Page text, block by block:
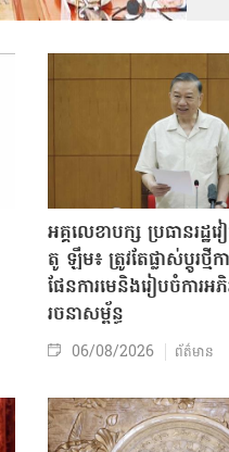
អគ្គលេខាបក្ស ប្រធានរដ្
តូ ឡឹម៖ ត្រូវតែផ្លាស់ប្ដូរថ្មីកា
ផែនការមេនិងរៀបចំការអភិ
រចនាសម្ព័ន្ធ
06/08/2026 ព័ត៌មាន